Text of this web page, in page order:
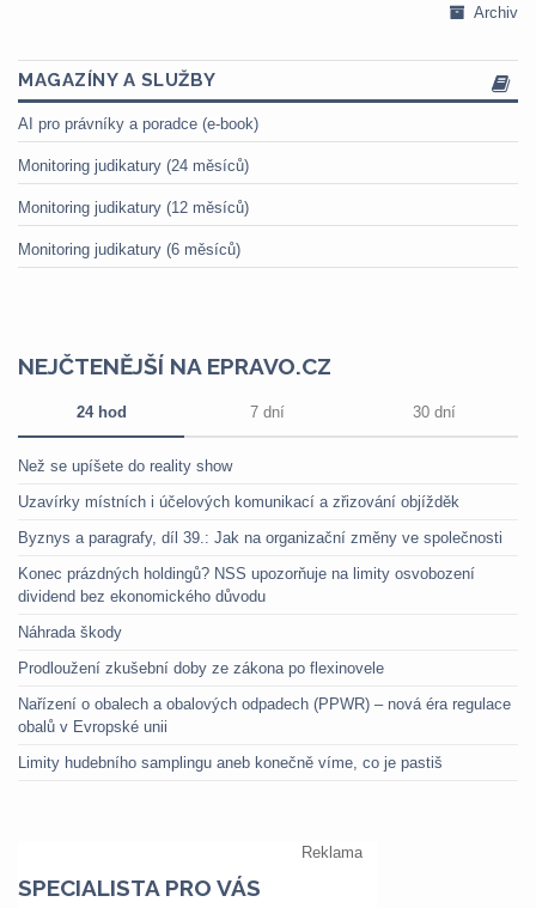
Archiv
MAGAZÍNY A SLUŽBY
AI pro právníky a poradce (e-book)
Monitoring judikatury (24 měsíců)
Monitoring judikatury (12 měsíců)
Monitoring judikatury (6 měsíců)
NEJČTENĚJŠÍ NA EPRAVO.CZ
24 hod 7 dní 30 dní
Než se upíšete do reality show
Uzavírky místních i účelových komunikací a zřizování objížděk
Byznys a paragrafy, díl 39.: Jak na organizační změny ve společnosti
Konec prázdných holdingů? NSS upozorňuje na limity osvobození
dividend bez ekonomického důvodu
Náhrada škody
Prodloužení zkušební doby ze zákona po flexinovele
Nařízení o obalech a obalových odpadech (PPWR) – nová éra regulace
obalů v Evropské unii
Limity hudebního samplingu aneb konečně víme, co je pastiš